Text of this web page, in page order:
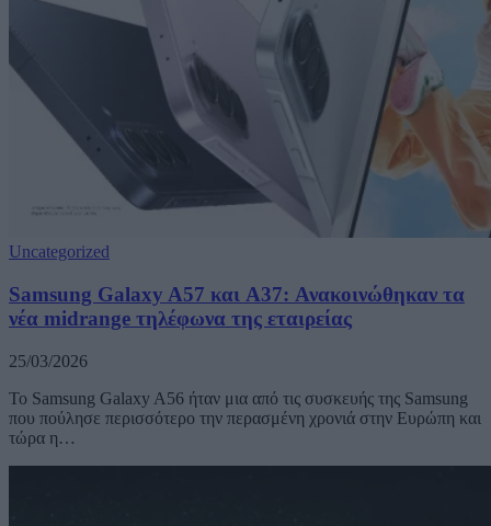
Uncategorized
Samsung Galaxy A57 και A37: Ανακοινώθηκαν τα
νέα midrange τηλέφωνα της εταιρείας
25/03/2026
Το Samsung Galaxy A56 ήταν μια από τις συσκευής της Samsung
που πούλησε περισσότερο την περασμένη χρονιά στην Ευρώπη και
τώρα η…